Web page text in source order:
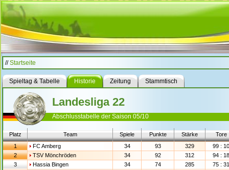
//Startseite
Spieltag & Tabelle Historie Zeitung Stammtisch
Landesliga 22
Abschlusstabelle der Saison 05/10
Platz Team Spiele Punkte Stärke
Tore
1
FC Amberg 34 93 329
99 : 10
2
TSV Mönchröden 34 92 312
94 : 18
3
Hassia Bingen 34 74 285
75 : 31